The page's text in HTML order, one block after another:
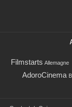
Filmstarts Allemagne
AdoroCinema